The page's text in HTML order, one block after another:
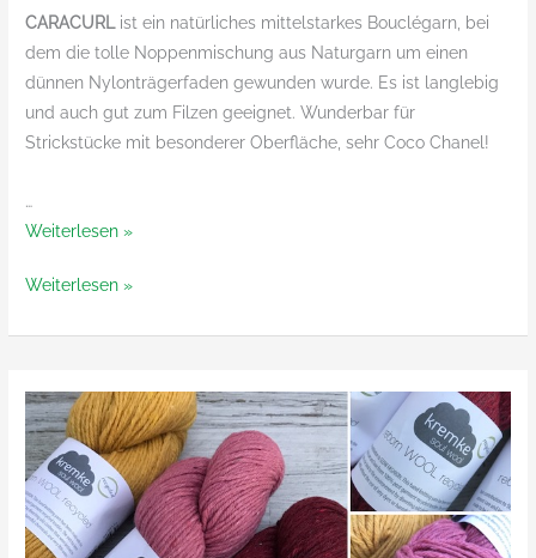
CARACURList ein natürliches mittelstarkes Bouclégarn, bei
dem die tolle Noppenmischung aus Naturgarn um einen
dünnen Nylonträgerfaden gewunden wurde. Es ist langlebig
und auch gut zum Filzen geeignet. Wunderbar für
Strickstücke mit besonderer Oberfläche, sehr Coco Chanel!
…
Caracurl
Lanamania
Weiterlesen »
Caracurl
Weiterlesen »